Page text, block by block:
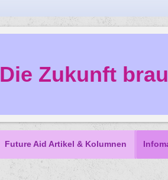
Die Zukunft
Future Aid Artikel & Kolumnen